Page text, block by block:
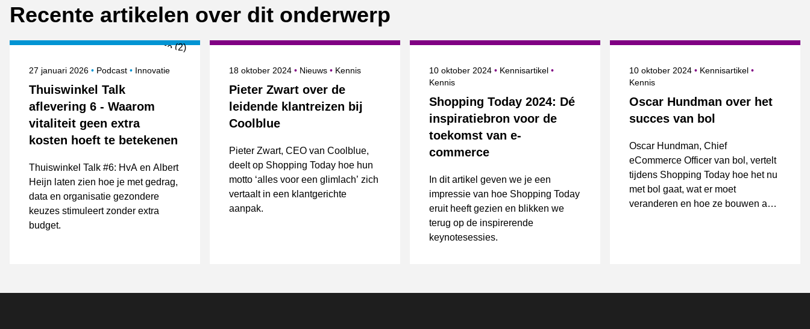
Recente artikelen over dit onderwerp
Thuiswinkel Talk
aflevering 6 - Waarom
vitaliteit geen extra
kosten hoeft te betekenen
Gepubliceerd op
27 januari 2026 Podcast Onderwerpen
Innovatie
Thuiswinkel Talk #6: HvA en Albert
Heijn laten zien hoe je met gedrag,
data en organisatie gezondere
keuzes stimuleert zonder extra
budget.
Pieter Zwart over de
leidende klantreizen bij
Coolblue
Gepubliceerd op
18 oktober 2024 Categorie
Nieuws Onderwerpen
Kennis
Pieter Zwart, CEO van Coolblue,
deelt op Shopping Today hoe hun
motto ‘alles voor een glimlach’ zich
vertaalt in een klantgerichte
aanpak.
Shopping Today 2024: Dé
inspiratiebron voor de
toekomst van e-
commerce
Gepubliceerd op
10 oktober 2024 Kennisartikel Onderwerpen
Kennis
In dit artikel geven we je een
impressie van hoe Shopping Today
eruit heeft gezien en blikken we
terug op de inspirerende
keynotesessies.
Oscar Hundman over het
succes van bol
Gepubliceerd op
10 oktober 2024 Kennisartikel Onderwerpen
Kennis
Oscar Hundman, Chief
eCommerce Officer van bol, vertelt
tijdens Shopping Today hoe het nu
met bol gaat, wat er moet
veranderen en hoe ze bouwen aan